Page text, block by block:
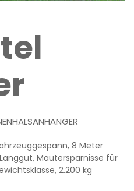
8 Meter
Mautersparnisse für
2.200 kg